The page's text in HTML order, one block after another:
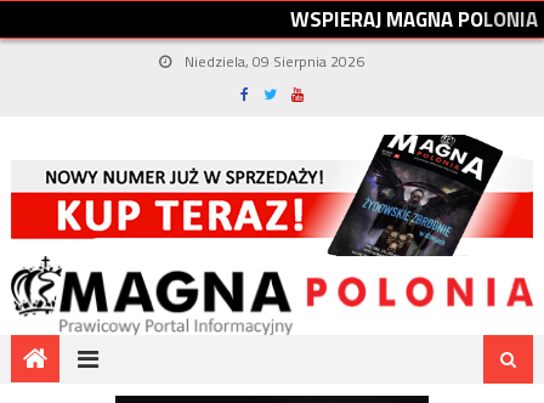
WSPIERAJMAGNAPOLONIA
Niedziela, 09 Sierpnia 2026